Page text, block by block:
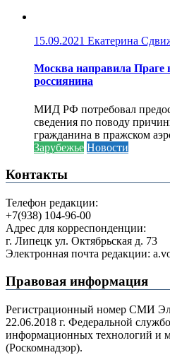
15.09.2021 Екатерина
Москва направила Праге
россиянина
МИД РФ потребовал
сведения по поводу
гражданина в пражском
Зарубежье Новости
Контакты
Телефон редакции:
+7(938) 104-96-00
Адрес для корреспонденции:
г. Липецк ул. Октябрьская д. 73
Электронная почта редакции:
Правовая информация
Регистрационный номер СМИ
22.06.2018 г. Федеральной
информационных технологий и
(Роскомнадзор).